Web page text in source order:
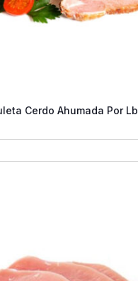
Cerdo Ahumada Por Lb